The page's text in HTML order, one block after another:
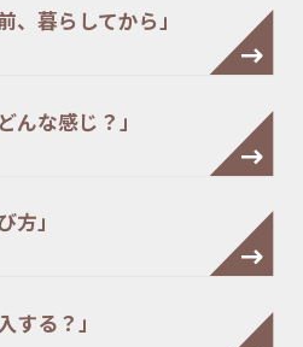
暮らしてから」
んな感じ？」
方」
する？」